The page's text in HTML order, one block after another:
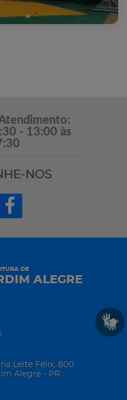
- 13:00 às
NOS
DE
ALEGRE
Leite Félix, 800
Alegre - PR